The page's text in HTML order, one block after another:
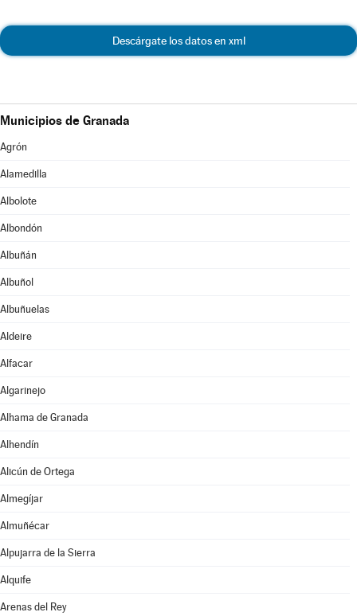
Descárgate los datos en xml
Municipios de Granada
Agrón
Alamedilla
Albolote
Albondón
Albuñán
Albuñol
Albuñuelas
Aldeire
Alfacar
Algarinejo
Alhama de Granada
Alhendín
Alicún de Ortega
Almegíjar
Almuñécar
Alpujarra de la Sierra
Alquife
Arenas del Rey